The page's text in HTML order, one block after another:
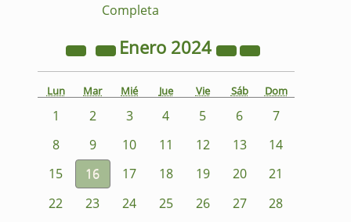
Completa
Enero 2024
Lun Mar Mié Jue Vie Sáb Dom
1 2 3 4 5 6
7
8
9 10 11 12 13
14
15
16 17 18 19 20
21
22
23 24 25 26 27
28